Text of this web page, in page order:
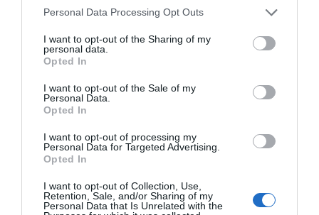
Personal Data Processing Opt Outs
I want to opt-out of the Sharing of my
personal data.
Opted In
I want to opt-out of the Sale of my
Personal Data.
Opted In
I want to opt-out of processing my
Personal Data for Targeted Advertising.
Opted In
I want to opt-out of Collection, Use,
Retention, Sale, and/or Sharing of my
Personal Data that Is Unrelated with the
transporter dans une boîte hermétique et un sac
pour limiter les risques en cas de forte chaleur.
Recette de carpaccio de courgettes ultra fraîche en
10 minutes
Pourquoi le pain arrive-t-il toujours après votre